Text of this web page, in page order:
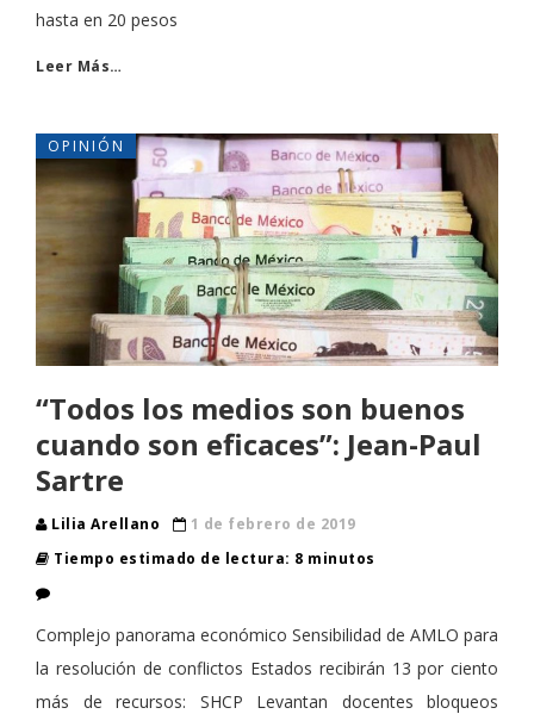
hasta en 20 pesos
Leer Más…
OPINIÓN
“Todos los medios son buenos
cuando son eficaces”: Jean-Paul
Sartre
Lilia Arellano
1 de febrero de 2019
Tiempo estimado de lectura: 8 minutos
Complejo panorama económico Sensibilidad de AMLO para
la resolución de conflictos Estados recibirán 13 por ciento
más de recursos: SHCP Levantan docentes bloqueos